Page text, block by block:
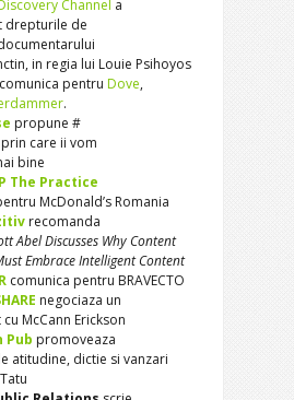
Channel a
drepturile de
in regia lui Louie Psihoyos
comunica pentru Dove,
.
propune #
care ii vom
bine
The Practice
McDonald’s Romania
recomanda
AbelDiscusses Why Content
EmbraceIntelligent Content
comunica pentru BRAVECTO
negociaza un
McCann Erickson
Pub promoveaza
atitudine, dictie si vanzari